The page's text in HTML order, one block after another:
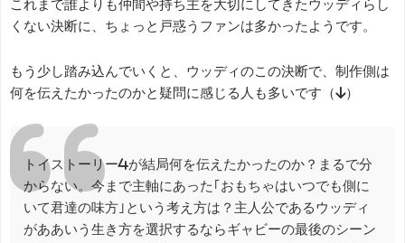
これまで誰よりも仲間や持ち主を大切にしてきたウッディらし
くない決断に、ちょっと戸惑うファンは多かったようです。
もう少し踏み込んでいくと、ウッディのこの決断で、制作側は
何を伝えたかったのかと疑問に感じる人も多いです（↓）
トイストーリー4が結局何を伝えたかったのか？まるで分
からない。今まで主軸にあった｢おもちゃはいつでも側に
いて君達の味方｣という考え方は？主人公であるウッディ
がああいう生き方を選択するならギャビーの最後のシーン